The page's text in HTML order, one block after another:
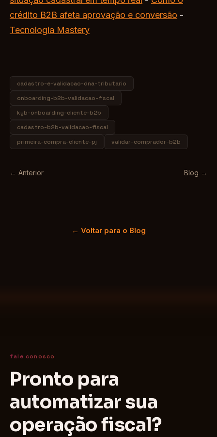
crédito B2B afeta aprovação e conversão -
Tecnologia Mastery
cadastro-e-validacao-dna-tributario
onboarding-b2b-validacao-fiscal
kyb-onboarding-cliente-b2b
cadastro-b2b-validacao-fiscal
primeira-compra-cliente-pj
validar-comprador-b2b
← Anterior Blog →
← Voltar para o Blog
fale conosco
Pronto para
automatizar sua
operação fiscal?